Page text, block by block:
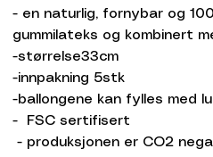
- en naturlig, fornybar og
gummilateks og kombinert
-størrelse33cm
-innpakning 5stk
-ballongene kan fylles med
- FSC sertifisert
- produksjonen er CO2